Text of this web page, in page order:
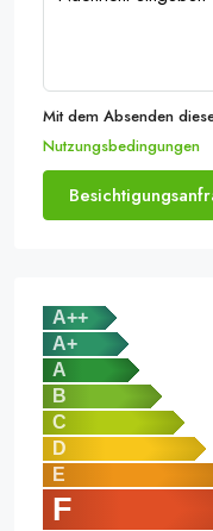
Mit dem Absenden
Nutzungsbedingungen
A++
A+
A
B
C
D
E
F